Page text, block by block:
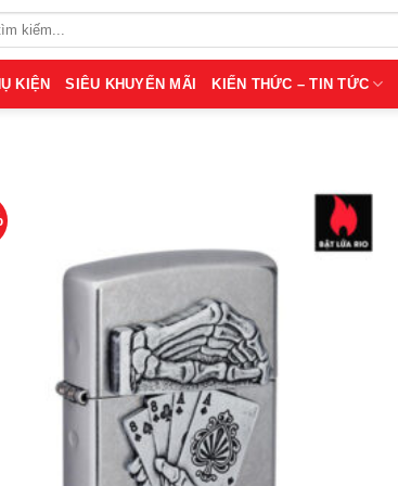
KIỆN SIÊU KHUYẾN MÃI KIẾN THỨC – TIN TỨC